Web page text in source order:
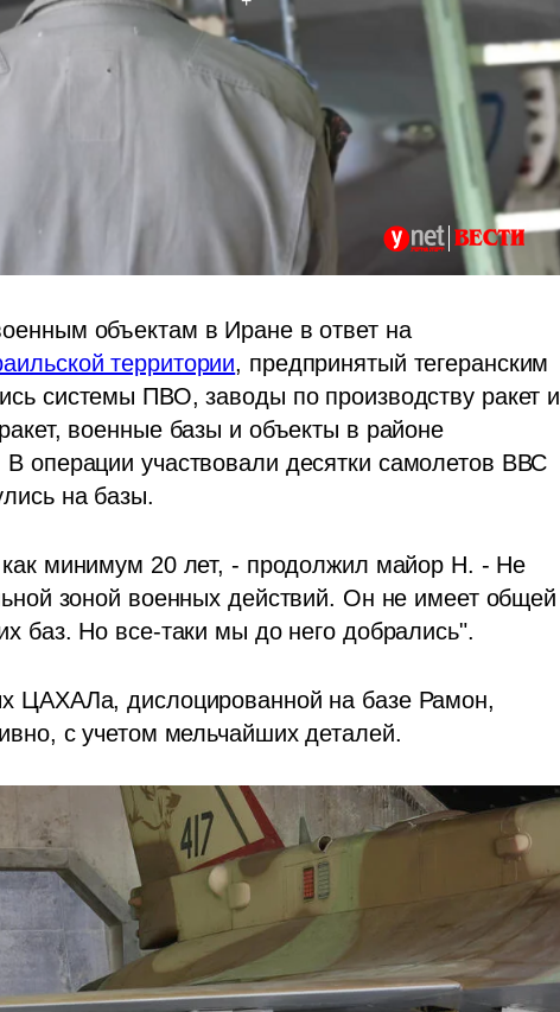
Напомним, Израиль нанес удары по военным объектам в Иране в ответ на
территории, предпринятый тегеранским
системы ПВО, заводы по производству ракет и
военные базы и объекты в районе
операции участвовали десятки самолетов ВВС
на базы.
минимум 20 лет, - продолжил майор Н. - Не
зоной военных действий. Он не имеет общей
баз. Но все-таки мы до него добрались".
ЦАХАЛа, дислоцированной на базе Рамон,
с учетом мельчайших деталей.